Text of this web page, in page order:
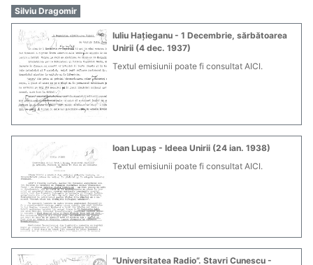
Silviu Dragomir
Iuliu Hațieganu - 1 Decembrie, sărbătoarea
Unirii (4 dec. 1937)
Textul emisiunii poate fi consultat AICI.
Ioan Lupaș - Ideea Unirii (24 ian. 1938)
Textul emisiunii poate fi consultat AICI.
”Universitatea Radio”. Stavri Cunescu -